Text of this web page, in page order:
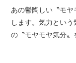
あの鬱陶しい〝モ
します。気力とい
の〝モヤモヤ気分